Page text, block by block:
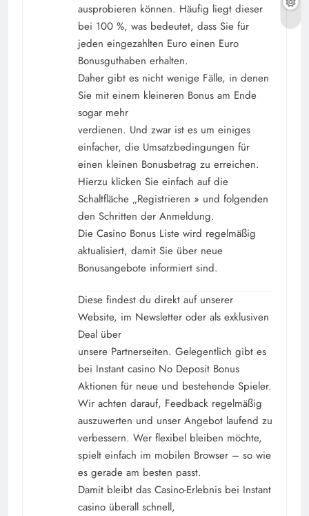
ausprobieren können. Häufig liegt dieser
bei 100 %, was bedeutet, dass Sie für
jeden eingezahlten Euro einen Euro
Bonusguthaben erhalten.
Daher gibt es nicht wenige Fälle, in denen
Sie mit einem kleineren Bonus am Ende
sogar mehr
verdienen. Und zwar ist es um einiges
einfacher, die Umsatzbedingungen für
einen kleinen Bonusbetrag zu erreichen.
Hierzu klicken Sie einfach auf die
Schaltfläche „Registrieren » und folgenden
den Schritten der Anmeldung.
Die Casino Bonus Liste wird regelmäßig
aktualisiert, damit Sie über neue
Bonusangebote informiert sind.
Diese findest du direkt auf unserer
Website, im Newsletter oder als exklusiven
Deal über
unsere Partnerseiten. Gelegentlich gibt es
bei Instant casino No Deposit Bonus
Aktionen für neue und bestehende Spieler.
Wir achten darauf, Feedback regelmäßig
auszuwerten und unser Angebot laufend zu
verbessern. Wer flexibel bleiben möchte,
spielt einfach im mobilen Browser – so wie
es gerade am besten passt.
Damit bleibt das Casino-Erlebnis bei Instant
casino überall schnell,